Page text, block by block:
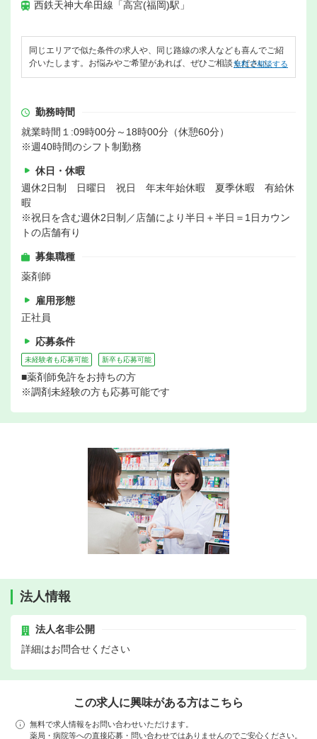
西鉄天神大牟田線「高宮(福岡)駅」
同じエリアで似た条件の求人や、同じ路線の求人なども喜んでご紹
介いたします。お悩みやご希望があれば、ぜひご相談ください。
無料で相談する
勤務時間
就業時間１:09時00分～18時00分（休憩60分）
※週40時間のシフト制勤務
休日・休暇
週休2日制 日曜日 祝日 年末年始休暇 夏季休暇 有給休
暇
※祝日を含む週休2日制／店舗により半日＋半日＝1日カウン
トの店舗有り
募集職種
薬剤師
雇用形態
正社員
応募条件
未経験者も応募可能 新卒も応募可能
■薬剤師免許をお持ちの方
※調剤未経験の方も応募可能です
法人情報
法人名非公開
詳細はお問合せください
この求人に興味がある方はこちら
無料で求人情報をお問い合わせいただけます。
薬局・病院等への直接応募・問い合わせではありませんのでご安心ください。